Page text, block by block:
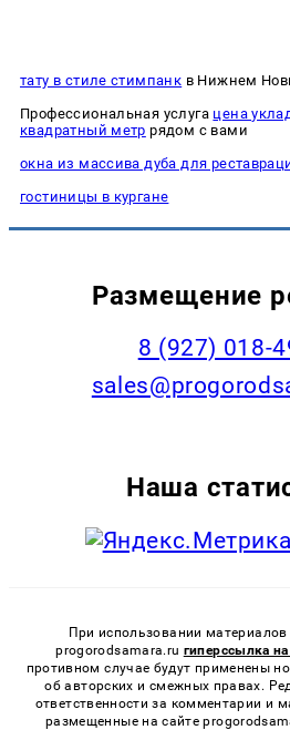
тату в стиле стимпанк в Нижнем
Профессиональная услуга цена
квадратный метр рядом с вами
окна из массива дуба для
гостиницы в кургане
Размещение
8 (927) 018-
Наша
При использовании материалов
progorodsamara.ru гиперссылка
противном случае будут применены
об авторских и смежных правах.
ответственности за комментарии и
размещенные на сайте